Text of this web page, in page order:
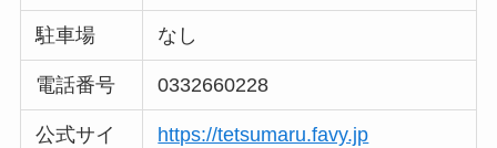
駐車場 なし
電話番号 0332660228
公式サイ
https://tetsumaru.favy.jp